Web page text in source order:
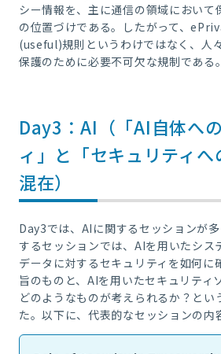
シー情報を、主に通信の領域において
の位置づけである。したがって、
(useful)規則というわけではなく、人
保護のために必要不可欠な規制である。
Day3：AI（「AI自体へ
ィ」と「セキュリティ
混在）
Day3では、AIに関するセッションが
するセッションでは、AIを用いたシス
データに対するセキュリティを如何に
旨のものと、AIを用いたセキュリティ
どのようなものが考えられるか？とい
た。以下に、代表的なセッションの内